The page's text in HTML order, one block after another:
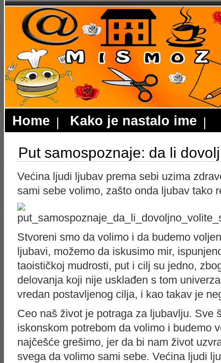
Home Kako je nastalo ime
Put samospoznaje: da li
Većina ljudi ljubav prema sebi uzima
sami sebe volimo, zašto onda ljubav tako
Stvoreni smo da volimo i da budemo
ljubavi, možemo da iskusimo mir,
taoističkoj mudrosti, put i cilj su jedno,
delovanja koji nije usklađen s tom
vredan postavljenog cilja, i kao takav je
Ceo naš život je potraga za ljubavlju. Sve
iskonskom potrebom da volimo i budemo
najčešće grešimo, jer da bi nam život
svega da volimo sami sebe. Većina ljudi